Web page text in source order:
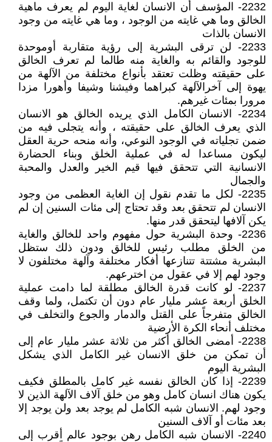
2232- المؤسف أن الانسان لغاية اليوم لم يعرف ماهية
الخالق وما هي غايته من الوجود ، وما هي غايته من وجود
الانسان بالذات
2233- لن ترقى البشرية إلى رؤية متقاربة أوموحدة
للوجود والقائم به والغاية منه طالما لم تعرف الخالق
على حقيقته وظلت تعتقد بأنواع مختلفة من الآلهة من
يهوة إلى آخرالآلهة كبراهما وفيشنا وشيفا وأهورا مزدا
مرورا بمئات غيرهم.
2234- الانسان الكامل الذي يريده الخالق هو الانسان
الذي يعرف الخالق على حقيقته ، وأنه يتجلى فيه من
ضمن تجلياته في الوجود النوعي، وأنه منحه حرية العقل
ليكون مساعدا له في عملية الخلق وبناء الحضارة
الانسانية التي تتحقق فيها قيم الخير والعدل والمحبة
والجمال
2235- لكل ما تقدم نقول إن الغاية العظمى من وجود
الانسان لم تتحقق بعد وقد تحتاج إلى مئات السنين إن لم
يكن آلافها ليتحقق قدر منها.
2236- وحدة البشرية حول مفهوم واحد للخالق والغاية
من الخلق مطلب رئيس للخالق ودون ذلك ستظل
البشرية مشتتة تتنازعها أفكار مختلفة وآلهة مختلفون لا
وجود لهم إلا في عقول من اخترعهم.
2237- لو كانت قدرة الخالق مطلقة لما دامت عملية
الخلق أربعة عشر مليار عام دون أن تكتمل، ولما وقف
الخالق متفرجاً على القتل والدمار والجوع والتخلف في
مختلف أنحاء الكرة الأرضية
2238- أمضى الخالق أكثر من ثلاثة عشر مليار عام إلى
أن تمكن من خلق الانسان غير الكامل الذي يشكل
البشرية اليوم
2239- إذا كان الخالق نفسه غير كامل بالمطلق فكيف
يكون هناك انسان كامل وهو من خلق آلاف الآلهة الذين لا
وجود لهم. الانسان شبه الكامل لم يوجد بعد ولن يوجد إلا
بعد مئات أو آلاف السنين
2240- الانسان شبه الكامل رهن بوجود عالم أقرب إلى